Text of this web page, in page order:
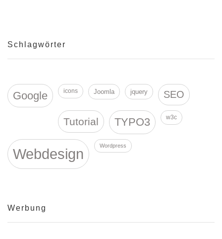
Schlagwörter
Google icons Joomla jquery SEO
Tutorial TYPO3 w3c
Webdesign Wordpress
Werbung